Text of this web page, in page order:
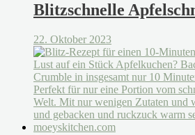
Blitzschnelle
22. Oktober 2023